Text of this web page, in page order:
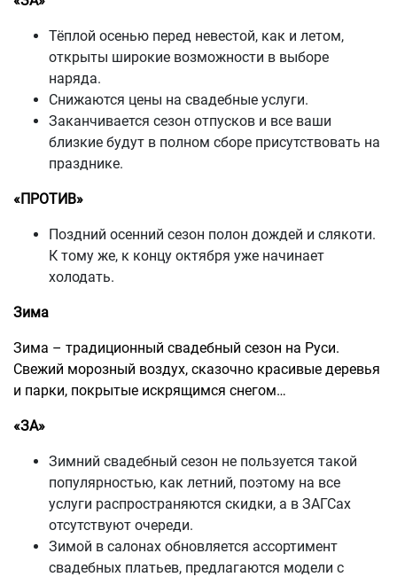
Тёплой осенью перед невестой, как и летом,
открыты широкие возможности в выборе
наряда.
Снижаются цены на свадебные услуги.
Заканчивается сезон отпусков и все ваши
близкие будут в полном сборе присутствовать на
празднике.
«ПРОТИВ»
Поздний осенний сезон полон дождей и слякоти.
К тому же, к концу октября уже начинает
холодать.
Зима
Зима – традиционный свадебный сезон на Руси.
Свежий морозный воздух, сказочно красивые деревья
и парки, покрытые искрящимся снегом…
«ЗА»
Зимний свадебный сезон не пользуется такой
популярностью, как летний, поэтому на все
услуги распространяются скидки, а в ЗАГСах
отсутствуют очереди.
Зимой в салонах обновляется ассортимент
свадебных платьев, предлагаются модели с